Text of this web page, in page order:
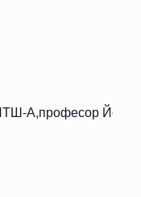
А,професор